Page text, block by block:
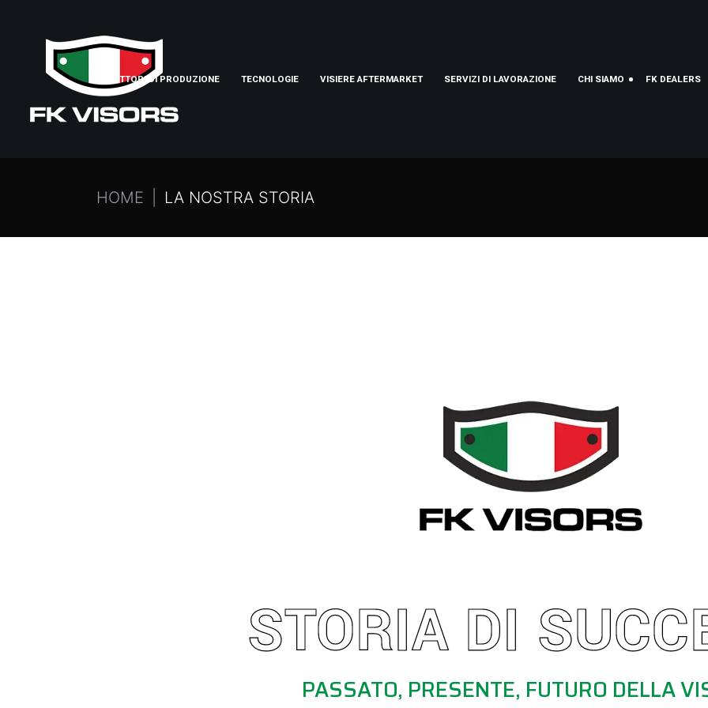
SETTORI DI PRODUZIONE TECNOLOGIE VISIERE AFTERMARKET SERVIZI DI LAVORAZIONE CHI SIAMO FK DEALERS
HOME LA NOSTRA STORIA
STORIA DI
PASSATO, PRESENTE, FUTURO DELLA